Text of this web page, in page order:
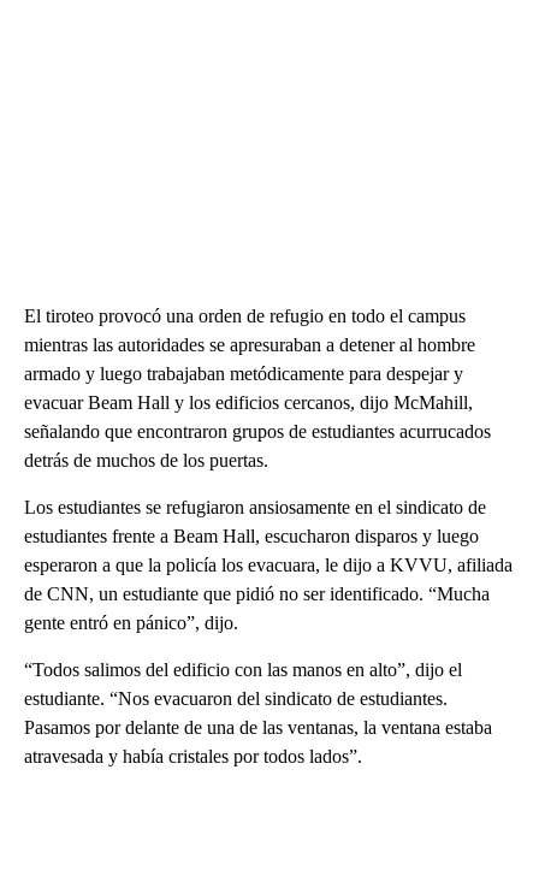
El tiroteo provocó una orden de refugio en todo el campus
mientras las autoridades se apresuraban a detener al hombre
armado y luego trabajaban metódicamente para despejar y
evacuar Beam Hall y los edificios cercanos, dijo McMahill,
señalando que encontraron grupos de estudiantes acurrucados
detrás de muchos de los puertas.
Los estudiantes se refugiaron ansiosamente en el sindicato de
estudiantes frente a Beam Hall, escucharon disparos y luego
esperaron a que la policía los evacuara, le dijo a KVVU, afiliada
de CNN, un estudiante que pidió no ser identificado. “Mucha
gente entró en pánico”, dijo.
“Todos salimos del edificio con las manos en alto”, dijo el
estudiante. “Nos evacuaron del sindicato de estudiantes.
Pasamos por delante de una de las ventanas, la ventana estaba
atravesada y había cristales por todos lados”.